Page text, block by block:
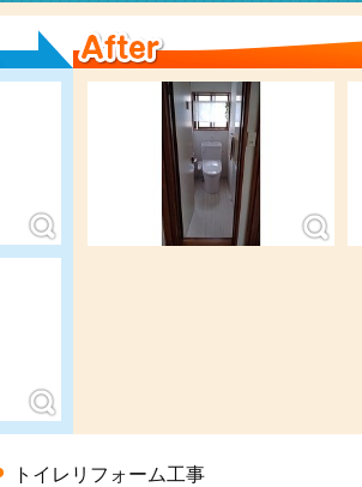
トイレリフォーム工事